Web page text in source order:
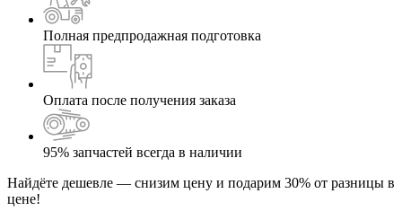
Полная предпродажная подготовка
Оплата после получения заказа
95% запчастей всегда в наличии
Найдёте дешевле — снизим цену и подарим 30% от разницы в
цене!